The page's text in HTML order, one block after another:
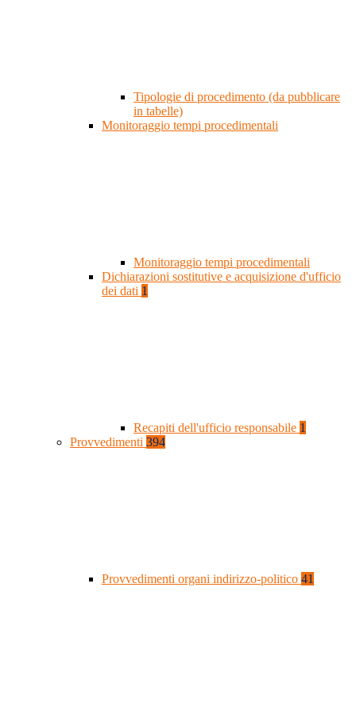
Tipologie di procedimento (da pubblicare
in tabelle)
Monitoraggio tempi procedimentali
Monitoraggio tempi procedimentali
Dichiarazioni sostitutive e acquisizione d'ufficio
dei dati 1
Recapiti dell'ufficio responsabile 1
Provvedimenti 394
Provvedimenti organi indirizzo-politico 41